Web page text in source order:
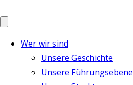
Wer wir sind
Unsere Geschichte
Unsere Führungsebene